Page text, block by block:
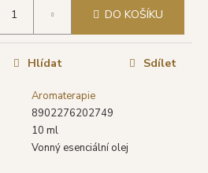
DO KOŠÍKU
Aromaterapie
8902276202749
10 ml
Vonný esenciální olej
Hlídat Sdílet